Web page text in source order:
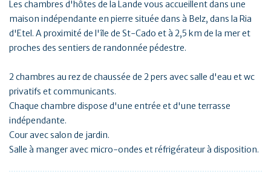
Les chambres d'hôtes de la Lande vous accueillent dans une
maison indépendante en pierre située dans à Belz, dans la Ria
d'Etel. A proximité de l'île de St-Cado et à 2,5 km de la mer et
proches des sentiers de randonnée pédestre.
2 chambres au rez de chaussée de 2 pers avec salle d'eau et wc
privatifs et communicants.
Chaque chambre dispose d'une entrée et d'une terrasse
indépendante.
Cour avec salon de jardin.
Salle à manger avec micro-ondes et réfrigérateur à disposition.